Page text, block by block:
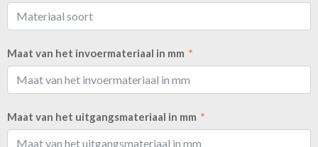
Maat van het invoermateriaal in mm
Maat van het uitgangsmateriaal in mm